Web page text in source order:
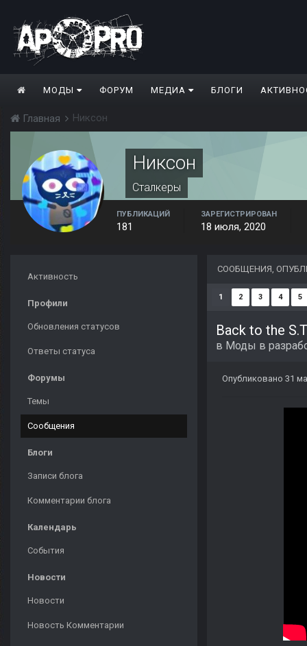
МОДЫ ФОРУМ МЕДИА БЛОГИ
Главная Никсон
Никсон
Сталкеры
ПУБЛИКАЦИЙ
181
ЗАРЕГИСТРИРОВАН
18 июля, 2020
Активность
Профили
Обновления статусов
Ответы статуса
Форумы
Темы
Сообщения
Блоги
Записи блога
Комментарии блога
Календарь
События
Новости
Новости
Новость Комментарии
СООБЩЕНИЯ,
1 2 3 4 5
Back to the
в Моды в
Опубликовано 31